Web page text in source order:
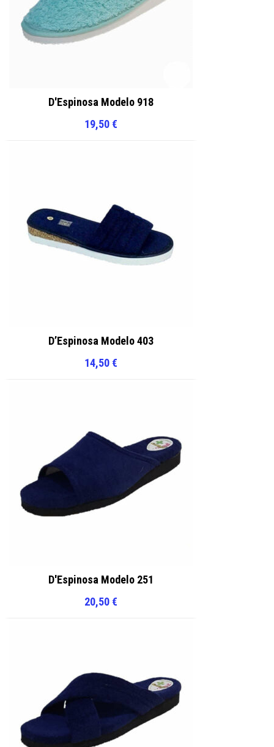
D'Espinosa Modelo 918
19,50€
D’Espinosa Modelo 403
14,50€
D'Espinosa Modelo 251
20,50€